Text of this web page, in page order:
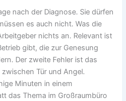
nach der Diagnose. Sie dürfen
es auch nicht. Was die
nichts an. Relevant ist
gibt, die zur Genesung
Der zweite Fehler ist das
Tür und Angel.
Minuten in einem
das Thema im Großraumbüro